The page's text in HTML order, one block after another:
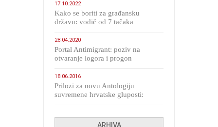
17.10.2022
Kako se boriti za građansku
državu: vodič od 7 tačaka
28.04.2020
Portal Antimigrant: poziv na
otvaranje logora i progon
18.06.2016
Prilozi za novu Antologiju
suvremene hrvatske gluposti:
ARHIVA